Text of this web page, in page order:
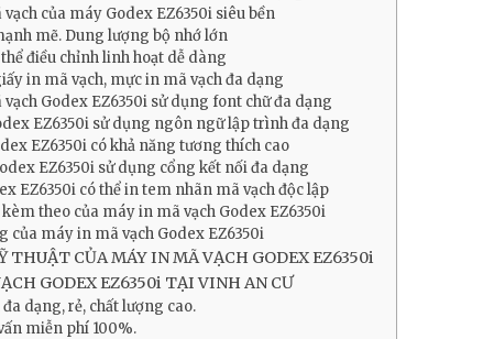
của máy Godex EZ6350i siêu bền
mẽ. Dung lượng bộ nhớ lớn
điều chỉnh linh hoạt dễ dàng
in mã vạch, mực in mã vạch đa dạng
Godex EZ6350i sử dụng font chữ đa dạng
EZ6350i sử dụng ngôn ngữ lập trình đa dạng
EZ6350i có khả năng tương thích cao
EZ6350i sử dụng cổng kết nối đa dạng
EZ6350i có thể in tem nhãn mã vạch độc lập
theo của máy in mã vạch Godex EZ6350i
của máy in mã vạch Godex EZ6350i
THUẬT CỦA MÁY IN MÃ VẠCH GODEX EZ6350i
GODEX EZ6350i TẠI VINH AN CƯ
dạng, rẻ, chất lượng cao.
miễn phí 100%.